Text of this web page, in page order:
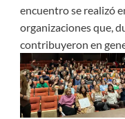
encuentro se realizó
organizaciones que,
contribuyeron en